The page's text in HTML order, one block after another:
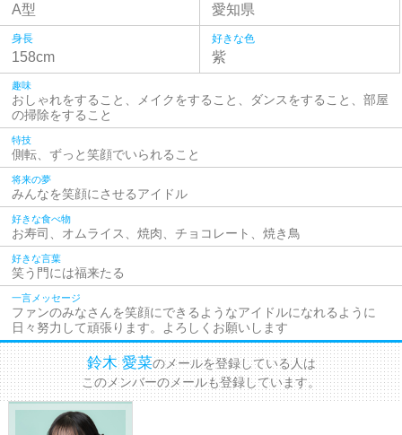
A型 愛知県
身長
158cm
好きな色
紫
趣味
おしゃれをすること、メイクをすること、ダンスをすること、部屋
の掃除をすること
特技
側転、ずっと笑顔でいられること
将来の夢
みんなを笑顔にさせるアイドル
好きな食べ物
お寿司、オムライス、焼肉、チョコレート、焼き鳥
好きな言葉
笑う門には福来たる
一言メッセージ
ファンのみなさんを笑顔にできるようなアイドルになれるように
日々努力して頑張ります。よろしくお願いします
鈴木 愛菜のメールを登録している人は
このメンバーのメールも登録しています。